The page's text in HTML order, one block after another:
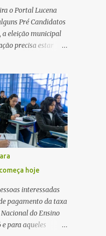
o Portal Lucena
Pré Candidatos
a eleição municipal
precisa estar
junções para manter
Confirmados até
Alex Monteiro,
e Professor
de mais
no aguardo para
A primeira
Gerson
Municipal
em Pedagogia
Leciona no Otto
Dornellas
nos contou
hoje
interessadas
pagamento da taxa
do Ensino
para aqueles